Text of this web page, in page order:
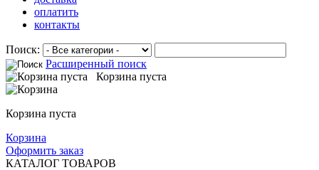
оплатить
контакты
Поиск:
Расширенный поиск
Корзина пуста
Корзина пуста
Корзина
Оформить заказ
КАТАЛОГ ТОВАРОВ